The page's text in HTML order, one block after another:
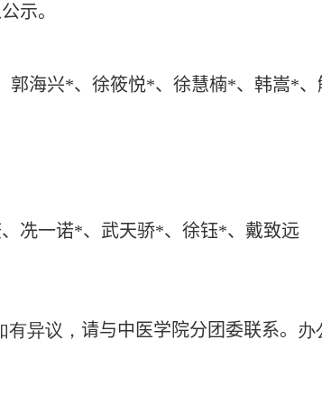
示。
郭海兴*、徐筱悦*、徐慧楠*、韩嵩*、
冼一诺*、武天骄*、 徐钰*、 戴致远
有异议， 请与中医学院分团委联系。 办